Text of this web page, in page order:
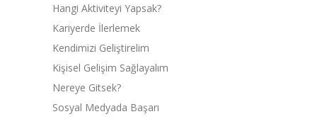
Hangi Aktiviteyi Yapsak?
Kariyerde İlerlemek
Kendimizi Geliştirelim
Kişisel Gelişim Sağlayalım
Nereye Gitsek?
Sosyal Medyada Başarı